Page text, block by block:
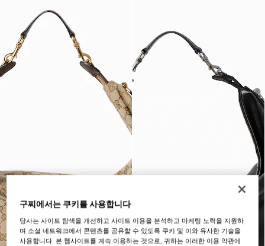
구찌에서는 쿠키를 사용합니다
당사는 사이트 탐색을 개선하고 사이트 이용을 분석하고 마케팅 노력을 지원하
며 소셜 네트워크에서 콘텐츠를 공유할 수 있도록 쿠키 및 이와 유사한 기술을
사용합니다. 본 웹사이트를 계속 이용하는 것으로, 귀하는 이러한 이용 약관에